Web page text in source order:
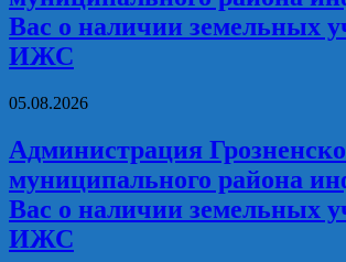
Вас о наличии земельных
ИЖС
05.08.2026
Администрация
муниципального района
Вас о наличии земельных
ИЖС